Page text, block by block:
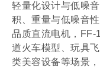
轻量化设计与低噪
积、重量与低噪音
品质直流电机，FF-
道火车模型、玩具
类美容设备等场景